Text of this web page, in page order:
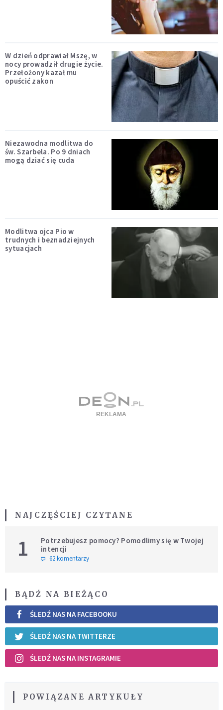
W dzień odprawiał Mszę, w
nocy prowadził drugie życie.
Przełożony kazał mu
opuścić zakon
Niezawodna modlitwa do
św. Szarbela. Po 9 dniach
mogą dziać się cuda
Modlitwa ojca Pio w
trudnych i beznadziejnych
sytuacjach
NAJCZĘŚCIEJ CZYTANE
1
Potrzebujesz pomocy? Pomodlimy się w Twojej
intencji
62 komentarzy
BĄDŹ NA BIEŻĄCO
ŚLEDŹ NAS NA FACEBOOKU
ŚLEDŹ NAS NA TWITTERZE
ŚLEDŹ NAS NA INSTAGRAMIE
POWIĄZANE ARTYKUŁY